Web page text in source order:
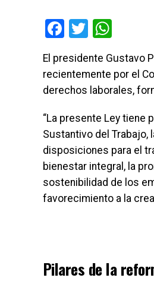
Facebook
Twitter
El presidente Gustavo
recientemente por el
derechos laborales,
“La presente Ley tiene
Sustantivo del Trabajo,
disposiciones para el
bienestar integral, la
sostenibilidad de los
favorecimiento a la
Pilares de la